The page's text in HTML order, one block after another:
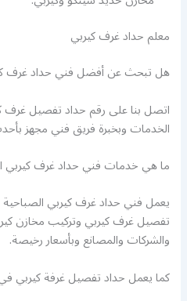
معلم حداد غرف كيربي
هل تبحث عن أفضل فني حداد غرف
اتصل بنا على رقم حداد تفصيل
الخدمات وبخبرة فريق فني مجهز
ما هي خدمات فني حداد غرف كيربي
يعمل فني حداد غرف كيربي الصباحية
تفصيل غرف كيربي وتركيب مخازن
والشركات والمصانع وبأسعار رخيصة.
كما يعمل حداد تفصيل غرفة كيربي